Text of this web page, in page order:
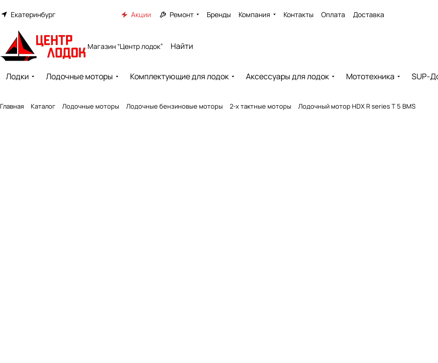
Екатеринбург Акции Ремонт Бренды Компания Контакты Оплата Доставка
Магазин “Центр лодок”
Лодки Лодочные моторы Комплектующие для лодок Аксессуары для лодок Мототехника SUP-
Главная Каталог Лодочные моторы Лодочные бензиновые моторы 2-х тактные моторы Лодочный мотор HDX R series T 5 BMS